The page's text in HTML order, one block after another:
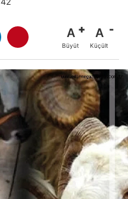
A
Büyüt
A
Küçült